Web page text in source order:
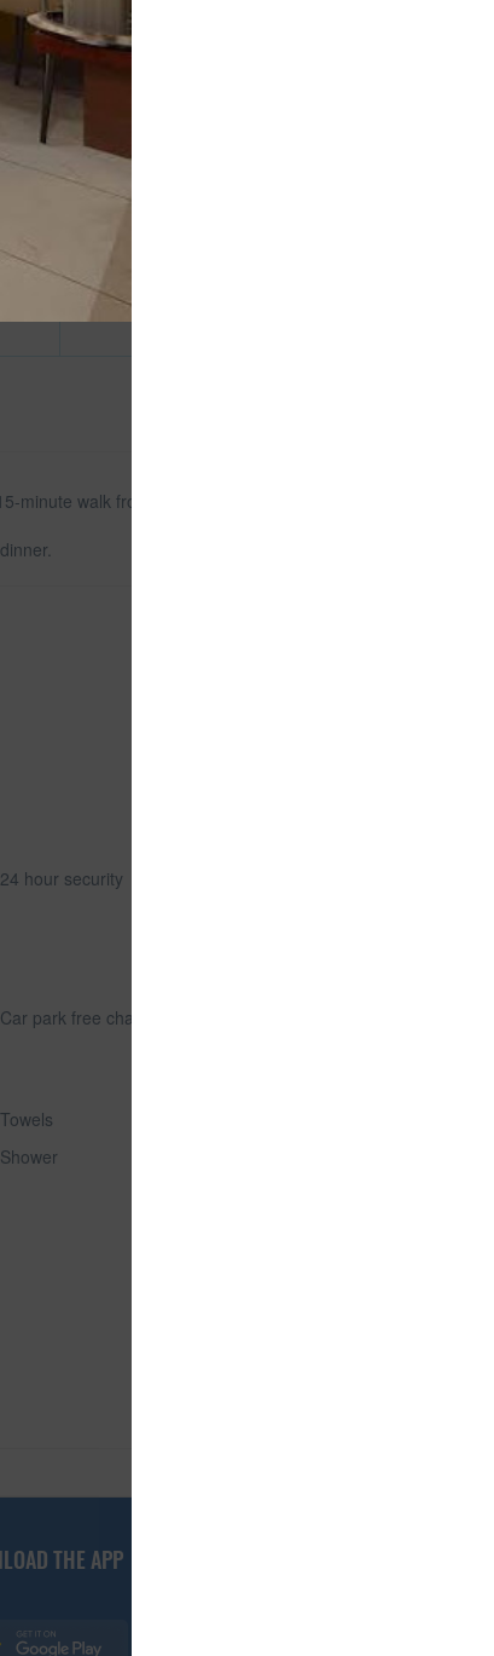
tất
1,400,000
minute walk from the center, 5 km by car
hour security
park free charge
Shower
THE APP